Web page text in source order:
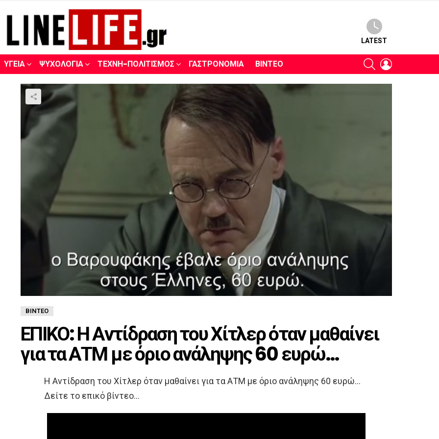
LATEST
ΥΓΕΊΑ ΨΥΧΟΛΟΓΊΑ ΤΈΧΝΗ-ΠΟΛΙΤΙΣΜΌΣ ΓΑΣΤΡΟΝΟΜΊΑ ΒΊΝΤΕΟ SEARCH
ΒΊΝΤΕΟ
ΕΠΙΚΟ: Η Αντίδραση του Χίτλερ όταν μαθαίνει
για τα ΑΤΜ με όριο ανάληψης 60 ευρώ…
Η Αντίδραση του Χίτλερ όταν μαθαίνει για τα ΑΤΜ με όριο ανάληψης 60 ευρώ…
Δείτε το επικό βίντεο…